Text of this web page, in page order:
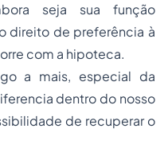
seja sua função
direito de preferência à
com a hipoteca.
a mais, especial da
dentro do nosso
de recuperar o